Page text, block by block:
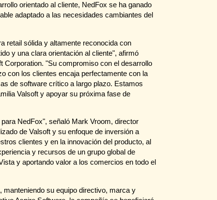
orientado al cliente, NedFox se ha ganado
adaptado a las necesidades cambiantes del
retail sólida y altamente reconocida con
y una clara orientación al cliente", afirmó
Corporation. "Su compromiso con el desarrollo
con los clientes encaja perfectamente con la
de software crítico a largo plazo. Estamos
Valsoft y apoyar su próxima fase de
NedFox", señaló Mark Vroom, director
de Valsoft y su enfoque de inversión a
clientes y en la innovación del producto, al
y recursos de un grupo global de
y aportando valor a los comercios en todo el
su equipo directivo, marca y